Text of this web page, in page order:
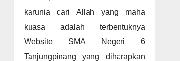
karunia dari Allah yang maha
kuasa adalah terbentuknya
Website SMA Negeri 6
Tanjungpinang yang diharapkan